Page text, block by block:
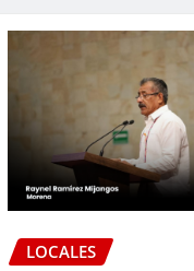
LOCALES